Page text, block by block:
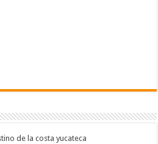
de la costa yucateca